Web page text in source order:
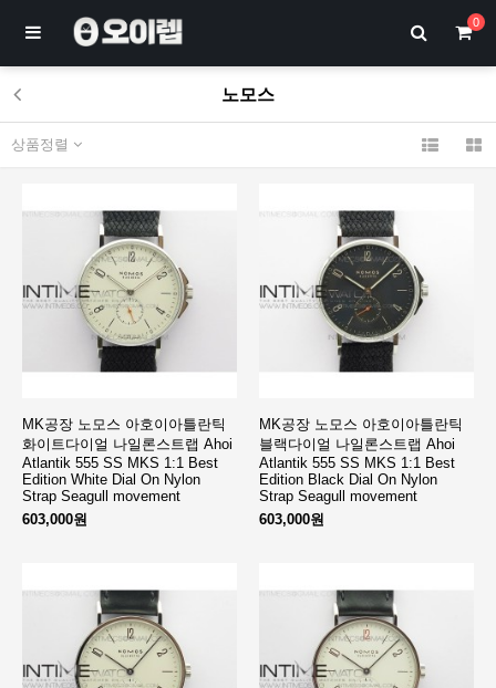
0
노모스
상품정렬
MK공장 노모스 아호이아틀란틱
화이트다이얼 나일론스트랩 Ahoi
Atlantik 555 SS MKS 1:1 Best
Edition White Dial On Nylon
Strap Seagull movement
603,000원
MK공장 노모스 아호이아틀란틱
블랙다이얼 나일론스트랩 Ahoi
Atlantik 555 SS MKS 1:1 Best
Edition Black Dial On Nylon
Strap Seagull movement
603,000원